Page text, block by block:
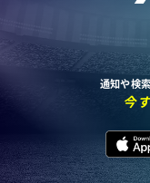
通知や検
今